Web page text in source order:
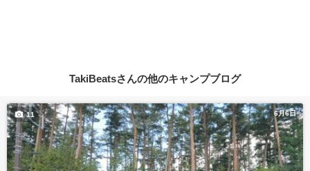
TakiBeatsさんの他のキャンプブログ
6月6日
11